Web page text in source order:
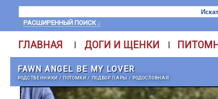
РАСШИРЕННЫЙ ПОИСК ↓
ГЛАВНАЯ | ДОГИ И ЩЕНКИ |
FAWN ANGEL BE MY LOVER
РОДСТВЕННИКИ / ПОТОМКИ/ ПОДБОР ПАРЫ / РОДОСЛОВНАЯ